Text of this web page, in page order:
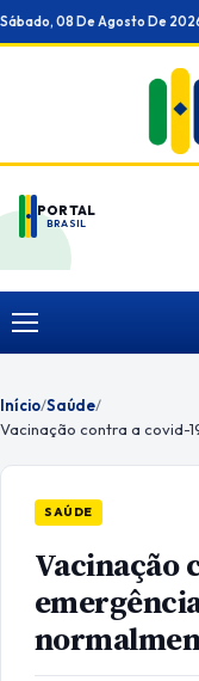
Ir
para
Sábado, 08 De Agosto De
PORTAL
BRASIL
Menu
Início/Saúde/
SAÚDE
Vacinação